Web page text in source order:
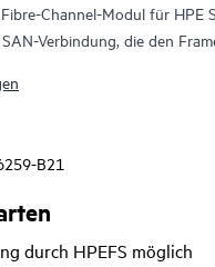
Channel-Modul für HPE
Verbindung, die den
Vereinfacht den
Sie können
konsolidieren und
Austauschen und
B21
durch HPEFS möglich